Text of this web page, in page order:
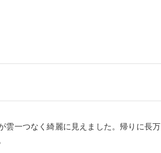
雲一つなく綺麗に見えました。帰りに長万